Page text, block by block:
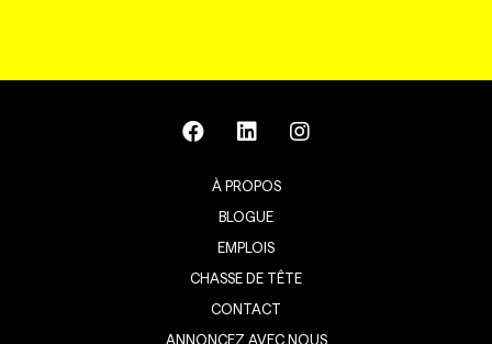
À PROPOS
BLOGUE
EMPLOIS
CHASSE DE TÊTE
CONTACT
ANNONCEZ AVEC NOUS